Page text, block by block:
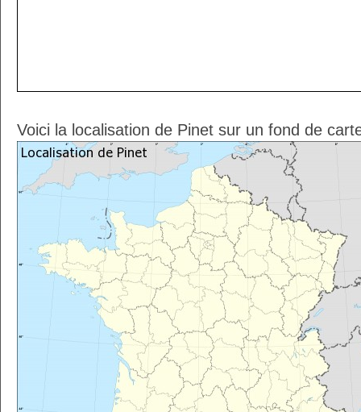
Voici la localisation de Pinet sur un fond de